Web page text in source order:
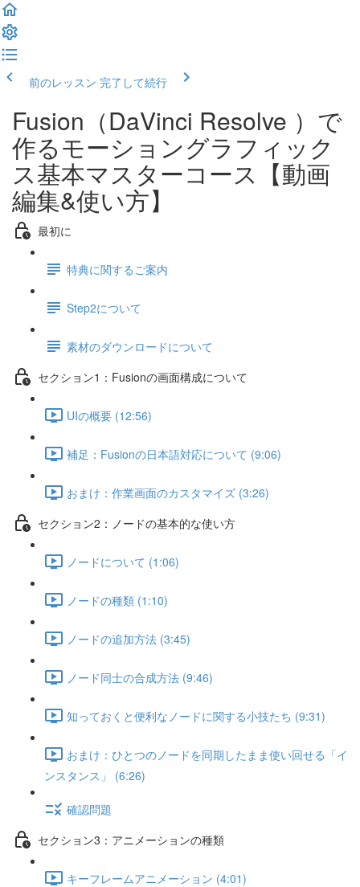
前のレッスン 完了して続行
Fusion（DaVinci Resolve ）で
作るモーショングラフィック
ス基本マスターコース【動画
編集&使い方】
最初に
特典に関するご案内
Step2について
素材のダウンロードについて
セクション1：Fusionの画面構成について
UIの概要 (12:56)
補足：Fusionの日本語対応について (9:06)
おまけ：作業画面のカスタマイズ (3:26)
セクション2：ノードの基本的な使い方
ノードについて (1:06)
ノードの種類 (1:10)
ノードの追加方法 (3:45)
ノード同士の合成方法 (9:46)
知っておくと便利なノードに関する小技たち (9:31)
おまけ：ひとつのノードを同期したまま使い回せる「イ
ンスタンス」 (6:26)
確認問題
セクション3：アニメーションの種類
キーフレームアニメーション (4:01)